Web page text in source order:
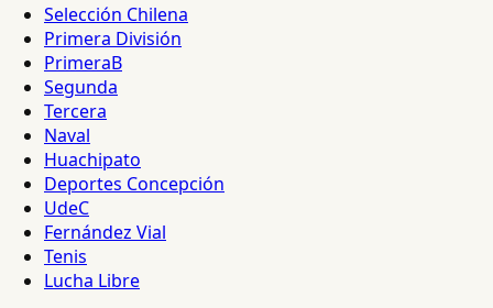
Selección Chilena
Primera División
PrimeraB
Segunda
Tercera
Naval
Huachipato
Deportes Concepción
UdeC
Fernández Vial
Tenis
Lucha Libre